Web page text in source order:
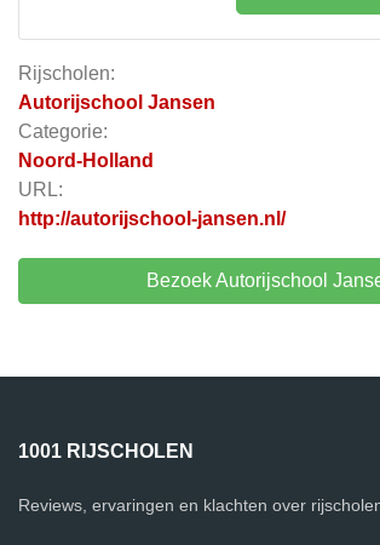
Rijscholen:
Autorijschool Jansen
Categorie:
Noord-Holland
URL:
http://autorijschool-jansen.nl/
Bezoek Autorijschool
1001 RIJSCHOLEN
Reviews, ervaringen en klachten over